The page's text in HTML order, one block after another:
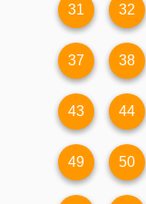
31 32
37 38
43 44
49 50